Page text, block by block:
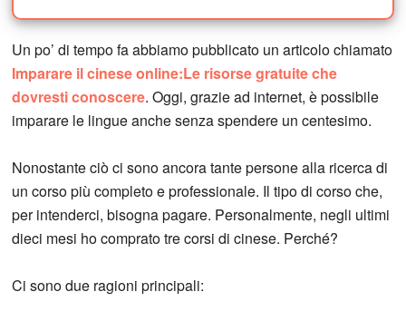
Un po’ di tempo fa abbiamo pubblicato un articolo chiamato
Imparare il cinese online:Le risorse gratuite che
dovresti conoscere. Oggi, grazie ad internet, è possibile
imparare le lingue anche senza spendere un centesimo.
Nonostante ciò ci sono ancora tante persone alla ricerca di
un corso più completo e professionale. Il tipo di corso che,
per intenderci, bisogna pagare. Personalmente, negli ultimi
dieci mesi ho comprato tre corsi di cinese. Perché?
Ci sono due ragioni principali: